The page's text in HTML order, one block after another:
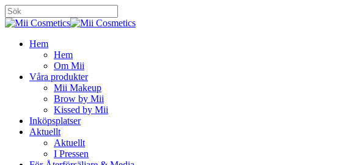
Skip
to
content
Close
search
Menu
Hem
Hem
Om Mii
Våra produkter
Mii Makeup
Brow by Mii
Kissed by Mii
Inköpsplatser
Aktuellt
Aktuellt
I Pressen